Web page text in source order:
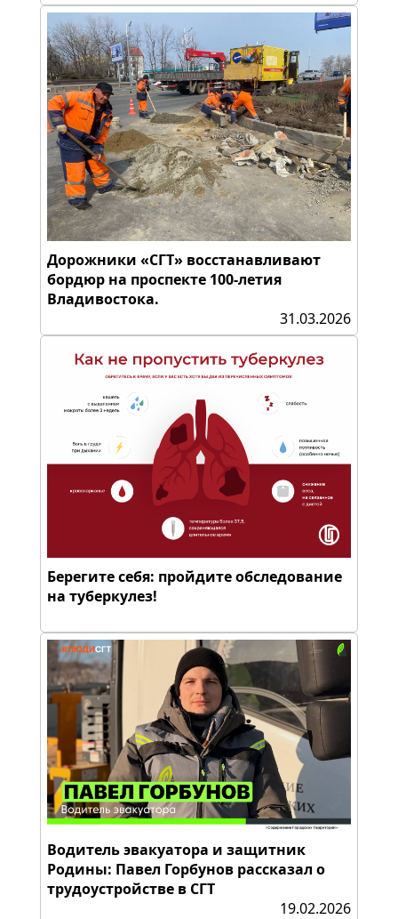
Дорожники «СГТ» восстанавливают
бордюр на проспекте 100-летия
Владивостока.
31.03.2026
Берегите себя: пройдите обследование
на туберкулез!
Водитель эвакуатора и защитник
Родины: Павел Горбунов рассказал о
трудоустройстве в СГТ
19.02.2026